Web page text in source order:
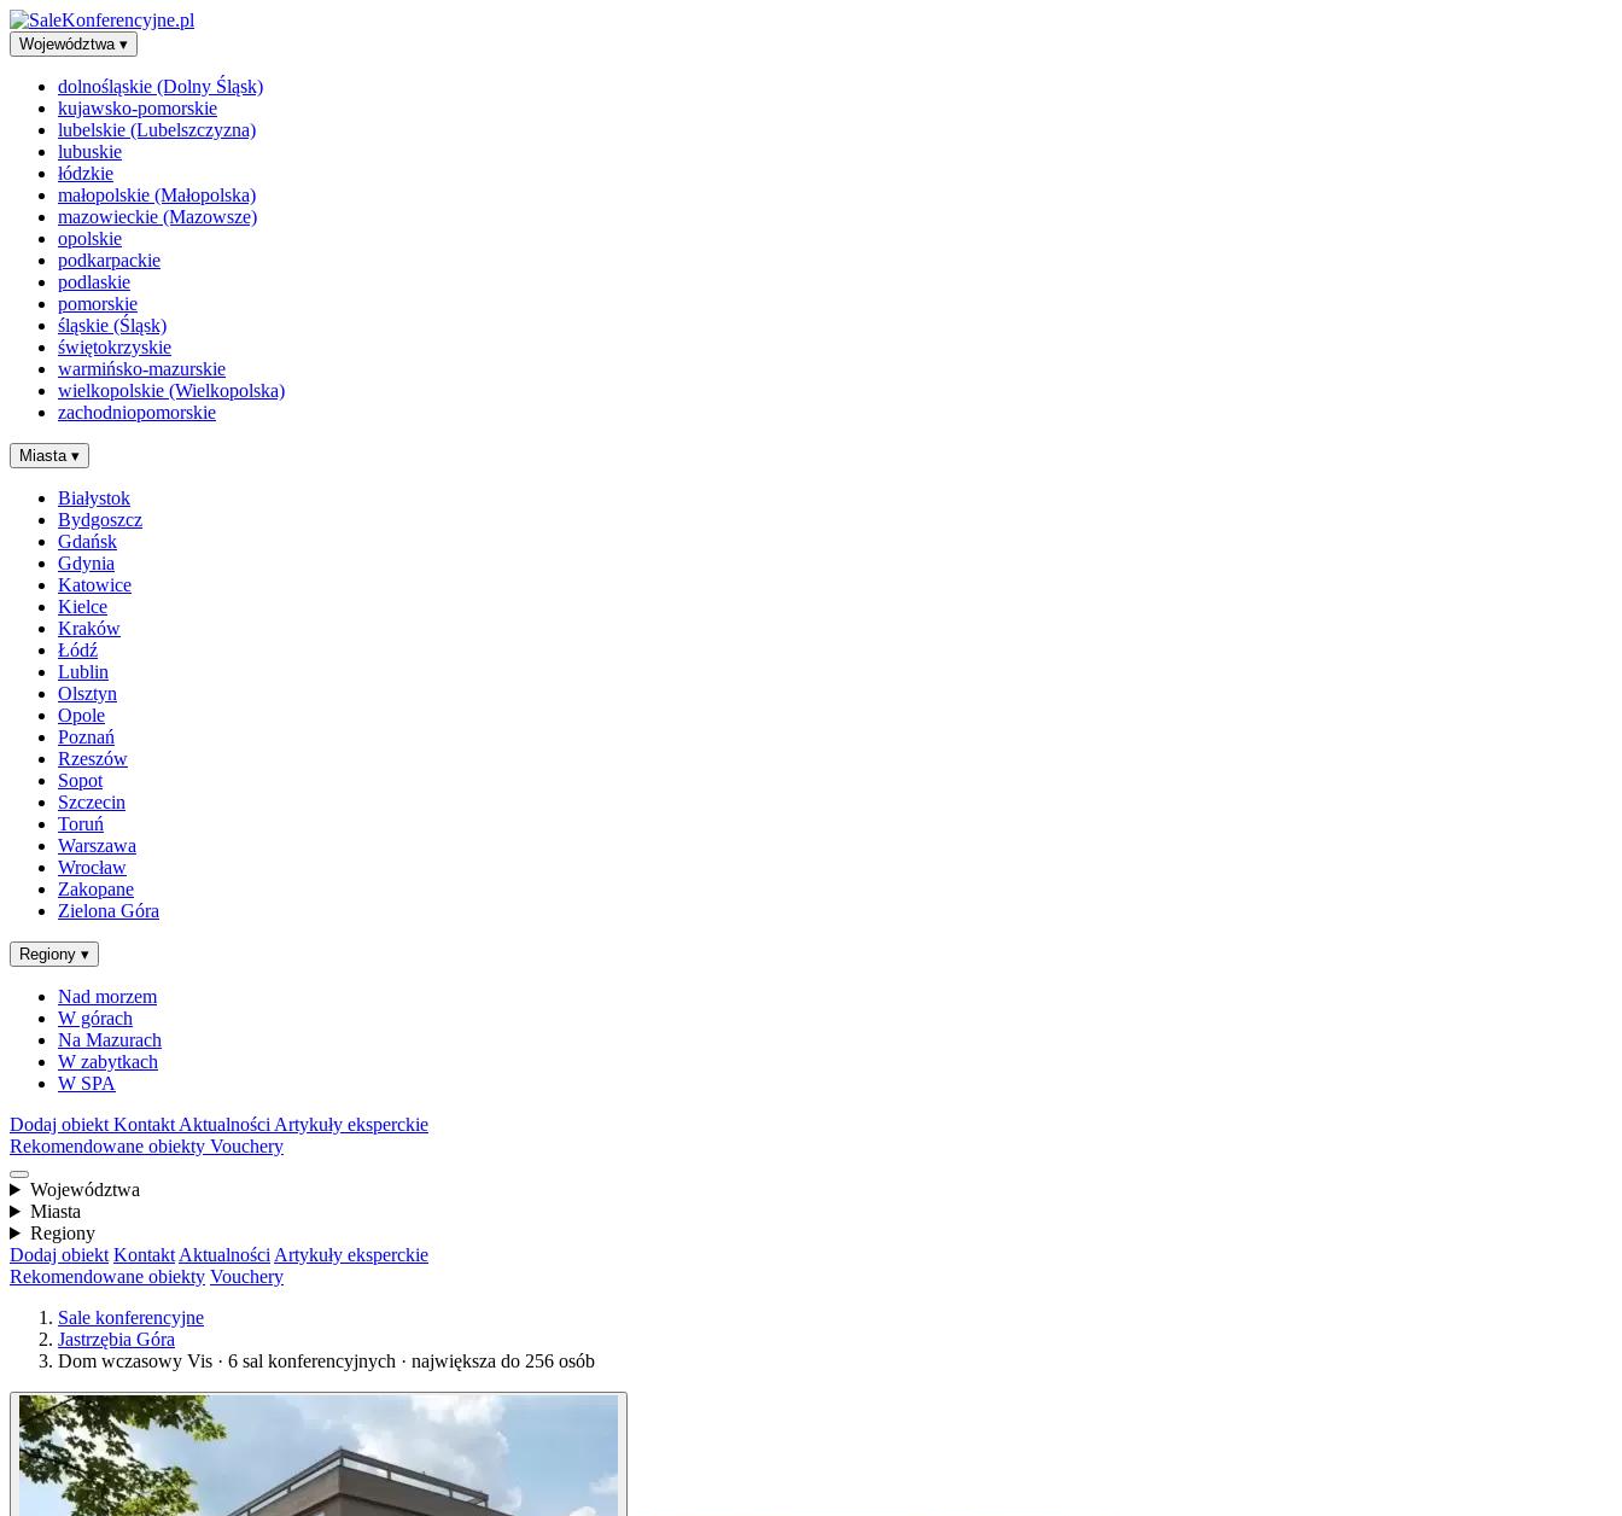
Województwa ▾
dolnośląskie (Dolny Śląsk)
kujawsko-pomorskie
lubelskie (Lubelszczyzna)
lubuskie
łódzkie
małopolskie (Małopolska)
mazowieckie (Mazowsze)
opolskie
podkarpackie
podlaskie
pomorskie
śląskie (Śląsk)
świętokrzyskie
warmińsko-mazurskie
wielkopolskie (Wielkopolska)
zachodniopomorskie
Miasta ▾
Białystok
Bydgoszcz
Gdańsk
Gdynia
Katowice
Kielce
Kraków
Łódź
Lublin
Olsztyn
Opole
Poznań
Rzeszów
Sopot
Szczecin
Toruń
Warszawa
Wrocław
Zakopane
Zielona Góra
Regiony ▾
Nad morzem
W górach
Na Mazurach
W zabytkach
W SPA
Dodaj obiekt Kontakt Aktualności Artykuły eksperckie
Rekomendowane obiekty Vouchery
Województwa
Miasta
Regiony
Dodaj obiekt Kontakt Aktualności Artykuły eksperckie
Rekomendowane obiekty Vouchery
Sale konferencyjne
Jastrzębia Góra
Dom wczasowy Vis · 6 sal konferencyjnych · największa do 256 osób